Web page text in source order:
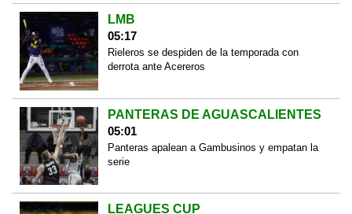
LMB
05:17
Rieleros se despiden de la temporada con
derrota ante Acereros
PANTERAS DE AGUASCALIENTES
05:01
Panteras apalean a Gambusinos y empatan la
serie
LEAGUES CUP